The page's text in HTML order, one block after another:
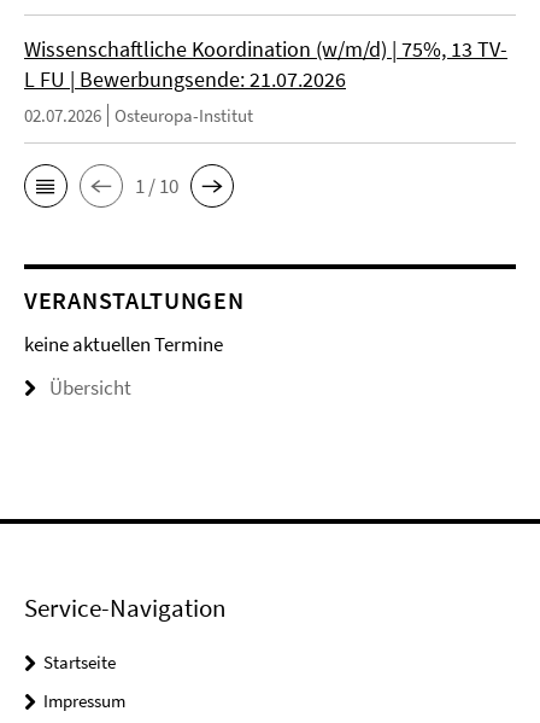
Wissenschaftliche Koordination (w/m/d) | 75%, 13 TV-
L FU | Bewerbungsende: 21.07.2026
02.07.2026 Osteuropa-Institut
1 / 10
VERANSTALTUNGEN
keine aktuellen Termine
Übersicht
Service-Navigation
Startseite
Impressum